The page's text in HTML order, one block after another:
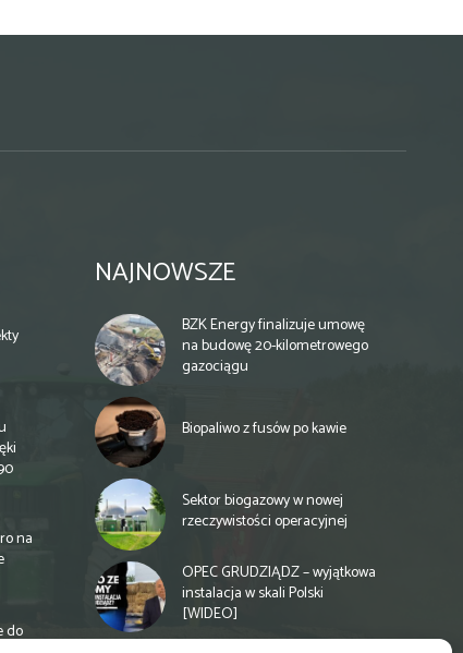
na
do
NAJNOWSZE
BZK Energy finalizuje umowę
na budowę 20-kilometrowego
gazociągu
Biopaliwo z fusów po kawie
Sektor biogazowy w nowej
rzeczywistości operacyjnej
OPEC GRUDZIĄDZ – wyjątkowa
instalacja w skali Polski
[WIDEO]